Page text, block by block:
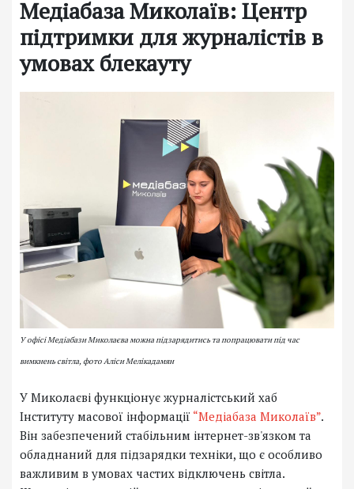
Медіабаза Миколаїв: Центр
підтримки для журналістів в
умовах блекауту
У офісі Медіабази Миколаєва можна підзарядитись та попрацювати під час
вимкнень світла, фото Аліси Мелікадамян
У Миколаєві функціонує журналістський хаб
Інституту масової інформації “Медіабаза Миколаїв”.
Він забезпечений стабільним інтернет-зв'язком та
обладнаний для підзарядки техніки, що є особливо
важливим в умовах частих відключень світла.